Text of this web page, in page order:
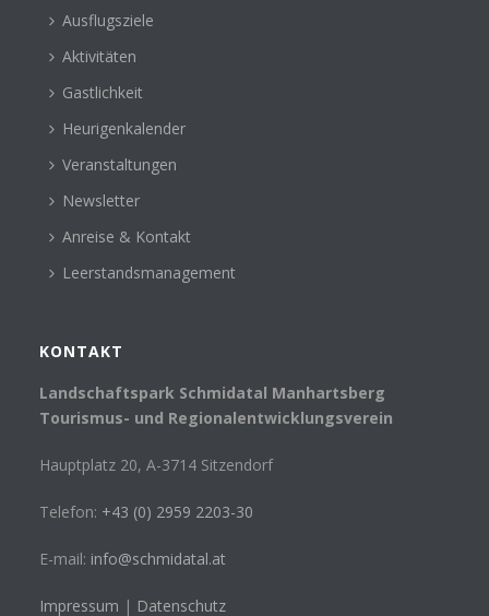
Ausflugsziele
Aktivitäten
Gastlichkeit
Heurigenkalender
Veranstaltungen
Newsletter
Anreise & Kontakt
Leerstandsmanagement
KONTAKT
Landschaftspark Schmidatal Manhartsberg
Tourismus- und Regionalentwicklungsverein
Hauptplatz 20, A-3714 Sitzendorf
Telefon: +43 (0) 2959 2203-30
E-mail: info@schmidatal.at
Impressum | Datenschutz